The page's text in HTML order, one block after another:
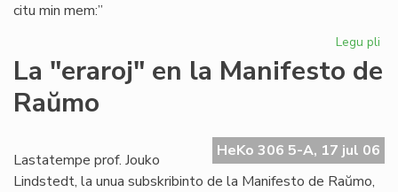
citu min mem:”
Legu pli
La "eraroj" en la Manifesto de
Raŭmo
HeKo 306 5-A, 17 jul 06
Lastatempe prof. Jouko
Lindstedt, la unua subskribinto de la Manifesto de Raŭmo,